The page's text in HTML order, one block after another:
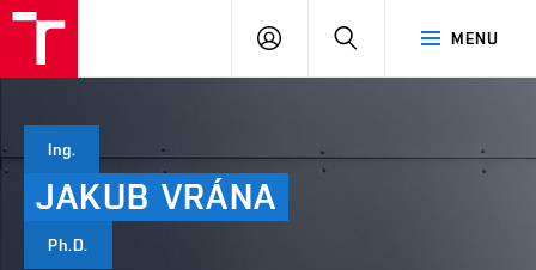
MENU
PŘIHLÁSIT
Ing.
JAKUB VRÁNA
Ph.D.